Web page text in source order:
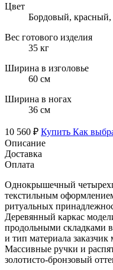
Цвет
Бордовый,
Вес готового изделия
35 кг
Ширина в изголовье
60 см
Ширина в ногах
36 см
10 560 ₽ Купить Как
Описание
Доставка
Оплата
Однокрышечный
текстильным
ритуальных
Деревянный каркас
продольными складками
и тип материала
Массивные ручки и
золотисто-бронзовый